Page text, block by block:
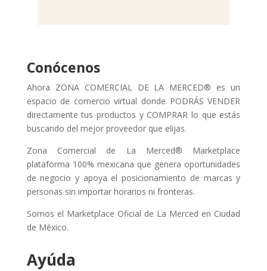
Conócenos
Ahora ZONA COMERCIAL DE LA MERCED® es un
espacio de comercio virtual donde PODRÁS VENDER
directamente tus productos y COMPRAR lo que estás
buscando del mejor proveedor que elijas.
Zona Comercial de La Merced® Marketplace
plataforma 100% mexicana que genera oportunidades
de negocio y apoya el posicionamiento de marcas y
personas sin importar horarios ni fronteras.
Somos el Marketplace Oficial de La Merced en Ciudad
de México.
Ayúda